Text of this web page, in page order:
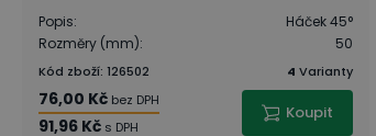
Popis:
Háček 45°
Rozměry (mm): 50
Kód zboží: 126502 4 Varianty
76,00 Kč bez DPH
91,96 Kč s DPH
Koupit